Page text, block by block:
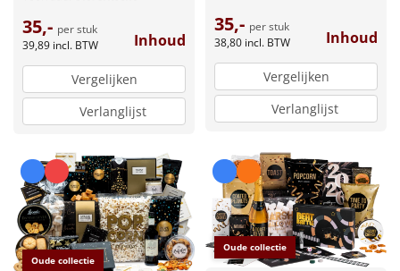
35,- per stuk
39,89 incl. BTW Inhoud
Vergelijken
Verlanglijst
35,- per stuk
38,80 incl. BTW Inhoud
Vergelijken
Verlanglijst
Oude collectie
Oude collectie